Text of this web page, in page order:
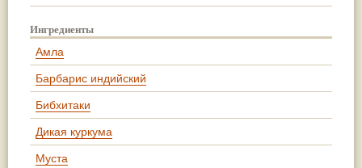
Ингредиенты
Амла
Барбарис индийский
Бибхитаки
Дикая куркума
Муста